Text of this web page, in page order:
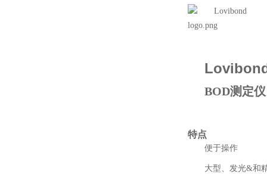
BOD测定
特点
便于操作
大型、发光&和